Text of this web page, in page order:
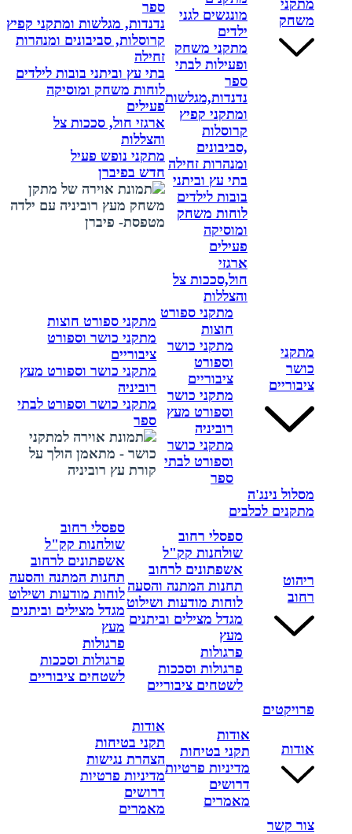
מתקני
משחק
מונגשים לגני
ילדים
מתקני משחק
ופעילות לבתי
ספר
נדנדות,מגלשות
ומתקני קפיץ
קרוסלות
,סביבונים
ומנהרות זחילה
בתי עץ וביתני
בובות לילדים
לוחות משחק
ומוסיקה
פעילים
ארגזי
חול,סככות צל
והצללות
ספר
נדנדות, מגלשות ומתקני קפיץ
קרוסלות, סביבונים ומנהרות
זחילה
בתי עץ וביתני בובות לילדים
לוחות משחק ומוסיקה
פעילים
ארגזי חול, סככות צל
והצללות
מתקני נופש פעיל
חדש בפיברן
מתקני
כושר
ציבוריים
מתקני ספורט
חוצות
מתקני כושר
וספורט
ציבוריים
מתקני כושר
וספורט מעץ
רוביניה
מתקני כושר
וספורט לבתי
ספר
מתקני ספורט חוצות
מתקני כושר וספורט
ציבוריים
מתקני כושר וספורט מעץ
רוביניה
מתקני כושר וספורט לבתי
ספר
מסלול נינג'ה
מתקנים לכלבים
ריהוט
רחוב
ספסלי רחוב
שולחנות קק"ל
אשפתונים לרחוב
תחנות המתנה והסעה
לוחות מודעות ושילוט
מגדל מצילים וביתנים
מעץ
פרגולות
פרגולות וסככות
לשטחים ציבוריים
ספסלי רחוב
שולחנות קק"ל
אשפתונים לרחוב
תחנות המתנה והסעה
לוחות מודעות ושילוט
מגדל מצילים וביתנים
מעץ
פרגולות
פרגולות וסככות
לשטחים ציבוריים
פרויקטים
אודות
אודות
תקני בטיחות
מדיניות פרטיות
דרושים
מאמרים
אודות
תקני בטיחות
הצהרת נגישות
מדיניות פרטיות
דרושים
מאמרים
צור קשר